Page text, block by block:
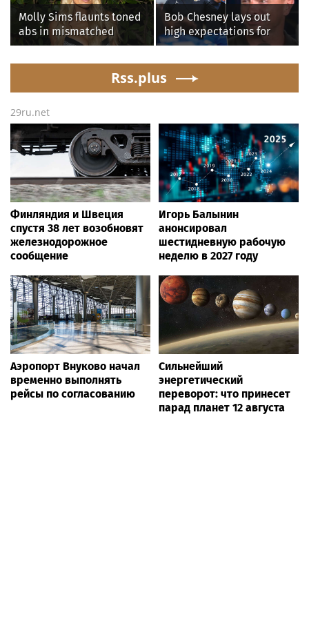
Molly Sims flaunts toned
abs in mismatched
bikini during perfect
Bob Chesney lays out
high expectations for
UCLA athletics
Rss.plus
29ru.net
Финляндия и Швеция
спустя 38 лет возобновят
железнодорожное
сообщение
Игорь Балынин
анонсировал
шестидневную рабочую
неделю в 2027 году
Аэропорт Внуково начал
временно выполнять
рейсы по согласованию
Сильнейший
энергетический
переворот: что принесет
парад планет 12 августа